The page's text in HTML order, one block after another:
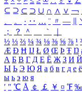
⊆ ⊇ ⊂ ⊃ ∪ ∩ ∧ ∨ ￢
、
。 · ‥ … ¨ 〃 ―
；
？ ＾ ｀
½ ⅓ ⅔ ¼ ¾ ⅛ ⅜ ⅝ ⅞ ¹ ²
Æ Ð Ħ Ĳ Ł Ø Œ Þ Ŧ Ŋ
А Б В Г Д Е Ё Ж З И Й
Ы Ь Э Ю Я а б в г д е ё
ы ь э ю я
′ ″ ℃ Å ￠ ￡ ￥ ¤ ℉ ‰